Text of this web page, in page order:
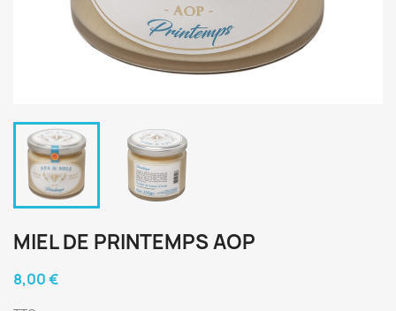
MIEL DE PRINTEMPS AOP
8,00 €